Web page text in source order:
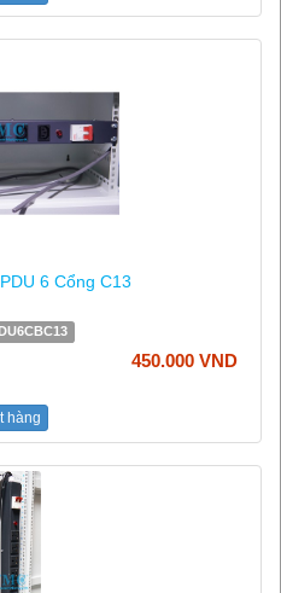
6 Cổng C13
450.000 VND
hàng